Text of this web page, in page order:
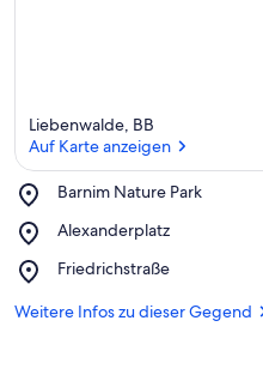
Liebenwalde, BB
Auf Karte anzeigen
Barnim Nature Park
Place,
Nature
Alexanderplatz
Place,
Friedrichstraße
Place,
Weitere Infos zu dieser Gegend